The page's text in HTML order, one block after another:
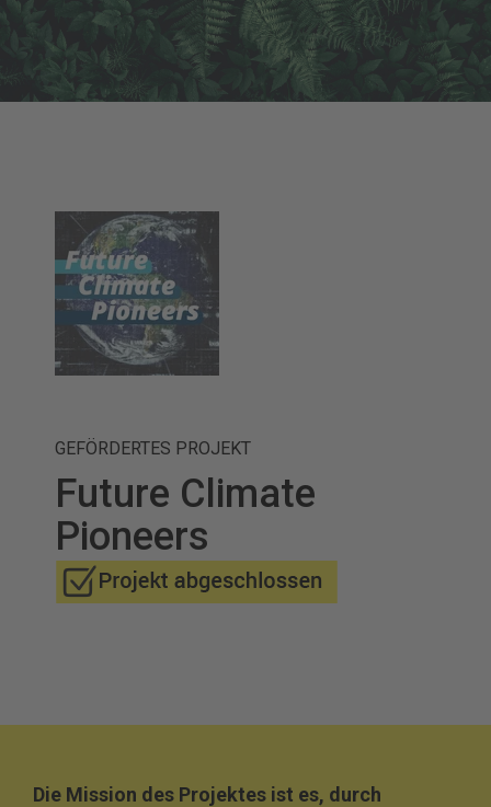
GEFÖRDERTES PROJEKT
Future Climate
Pioneers
Die Mission des Projektes ist es, durch